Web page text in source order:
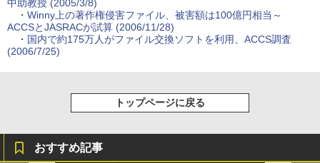
中助教授 (2005/3/8)
・ Winny上の著作権侵害ファイル、被害額は100億円相当～
ACCSとJASRACが試算 (2006/11/28)
・ 国内で約175万人がファイル交換ソフトを利用、ACCS調査
(2006/7/25)
トップページに戻る
おすすめ記事